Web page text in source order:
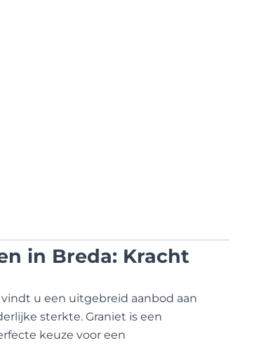
in Breda: Kracht
vindt u een uitgebreid aanbod aan
sterkte. Graniet is een
keuze voor een